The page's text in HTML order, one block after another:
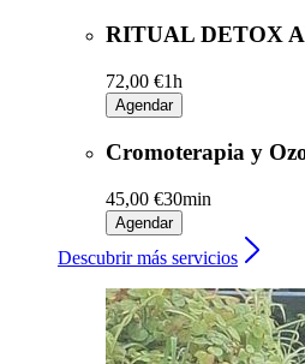
RITUAL DETOX
72,00 €1h
Agendar
Cromoterapia y
45,00 €30min
Agendar
Descubrir más servicios